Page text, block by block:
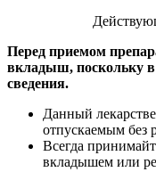
Перед приемом
вкладыш, поскольку
сведения.
Данный
отпускаемым без
Всегда
вкладышем или